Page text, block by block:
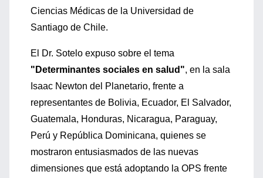
Ciencias Médicas de la Universidad de
Santiago de Chile.
El Dr. Sotelo expuso sobre el tema
"Determinantes sociales en salud", en la sala
Isaac Newton del Planetario, frente a
representantes de Bolivia, Ecuador, El Salvador,
Guatemala, Honduras, Nicaragua, Paraguay,
Perú y República Dominicana, quienes se
mostraron entusiasmados de las nuevas
dimensiones que está adoptando la OPS frente